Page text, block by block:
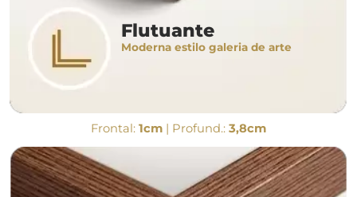
Flutuante
Moderna estilo galeria de arte
Frontal: 1cm | Profund.: 3,8cm